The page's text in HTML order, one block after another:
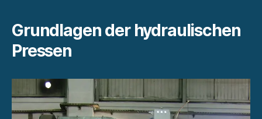
Grundlagen der hydraulischen
Pressen